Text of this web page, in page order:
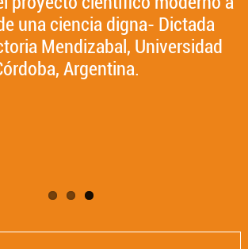
LA SALUD EN
REPENSAR EL
CUIDADOS EN TIEMPOS
una ciencia digna- Dictada
Mendizabal, Universidad
Argentina.